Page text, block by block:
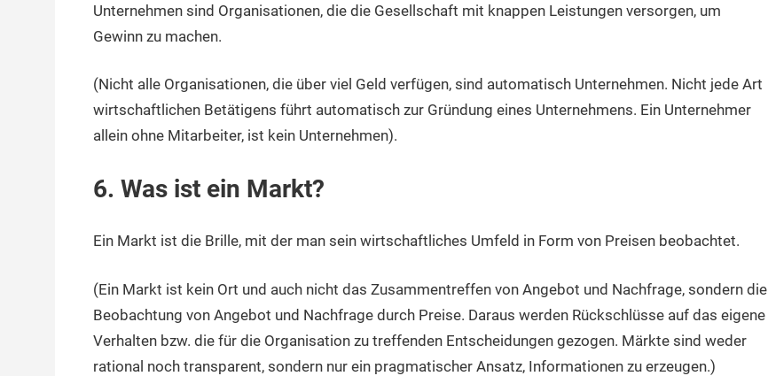
Unternehmen sind Organisationen, die die Gesellschaft mit knappen Leistungen versorgen, um
Gewinn zu machen.
(Nicht alle Organisationen, die über viel Geld verfügen, sind automatisch Unternehmen. Nicht jede Art
wirtschaftlichen Betätigens führt automatisch zur Gründung eines Unternehmens. Ein Unternehmer
allein ohne Mitarbeiter, ist kein Unternehmen).
6. Was ist ein Markt?
Ein Markt ist die Brille, mit der man sein wirtschaftliches Umfeld in Form von Preisen beobachtet.
(Ein Markt ist kein Ort und auch nicht das Zusammentreffen von Angebot und Nachfrage, sondern die
Beobachtung von Angebot und Nachfrage durch Preise. Daraus werden Rückschlüsse auf das eigene
Verhalten bzw. die für die Organisation zu treffenden Entscheidungen gezogen. Märkte sind weder
rational noch transparent, sondern nur ein pragmatischer Ansatz, Informationen zu erzeugen.)